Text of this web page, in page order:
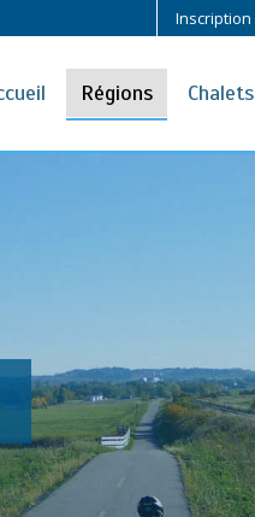
Inscription
Régions Chalets